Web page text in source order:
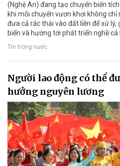
(Nghệ An) đang tạo chuyển biến
khi mỗi chuyến vươn khơi không
đưa cả rác thải vào đất liền để xử
biển và hướng tới phát triển nghề cá
Tin trong nước
Người lao động có thể
hưởng nguyên lương